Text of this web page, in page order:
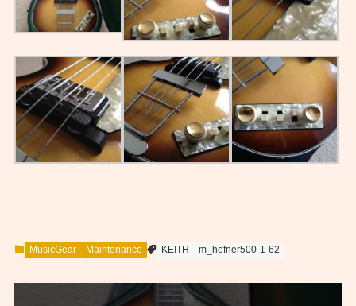
MusicGear Maintenance KEITH m_hofner500-1-62